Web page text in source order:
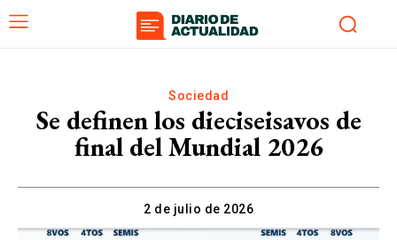
Sociedad
Se definen los dieciseisavos de
final del Mundial 2026
2 de julio de 2026